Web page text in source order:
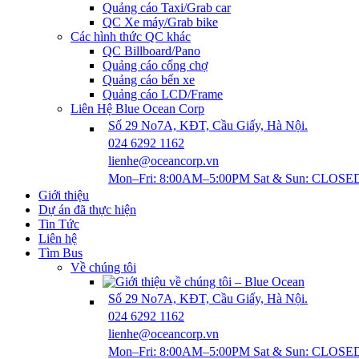
Quảng cáo Taxi/Grab car
QC Xe máy/Grab bike
Các hình thức QC khác
QC Billboard/Pano
Quảng cáo cổng chợ
Quảng cáo bến xe
Quảng cáo LCD/Frame
Liên Hệ Blue Ocean Corp
Số 29 No7A, KĐT, Cầu Giấy, Hà Nội.
024 6292 1162
lienhe@oceancorp.vn
Mon–Fri: 8:00AM–5:00PM Sat & Sun:
Giới thiệu
Dự án đã thực hiện
Tin Tức
Liên hệ
‎Tìm Bus
Về chúng tôi
Số 29 No7A, KĐT, Cầu Giấy, Hà Nội.
024 6292 1162
lienhe@oceancorp.vn
Mon–Fri: 8:00AM–5:00PM Sat & Sun: